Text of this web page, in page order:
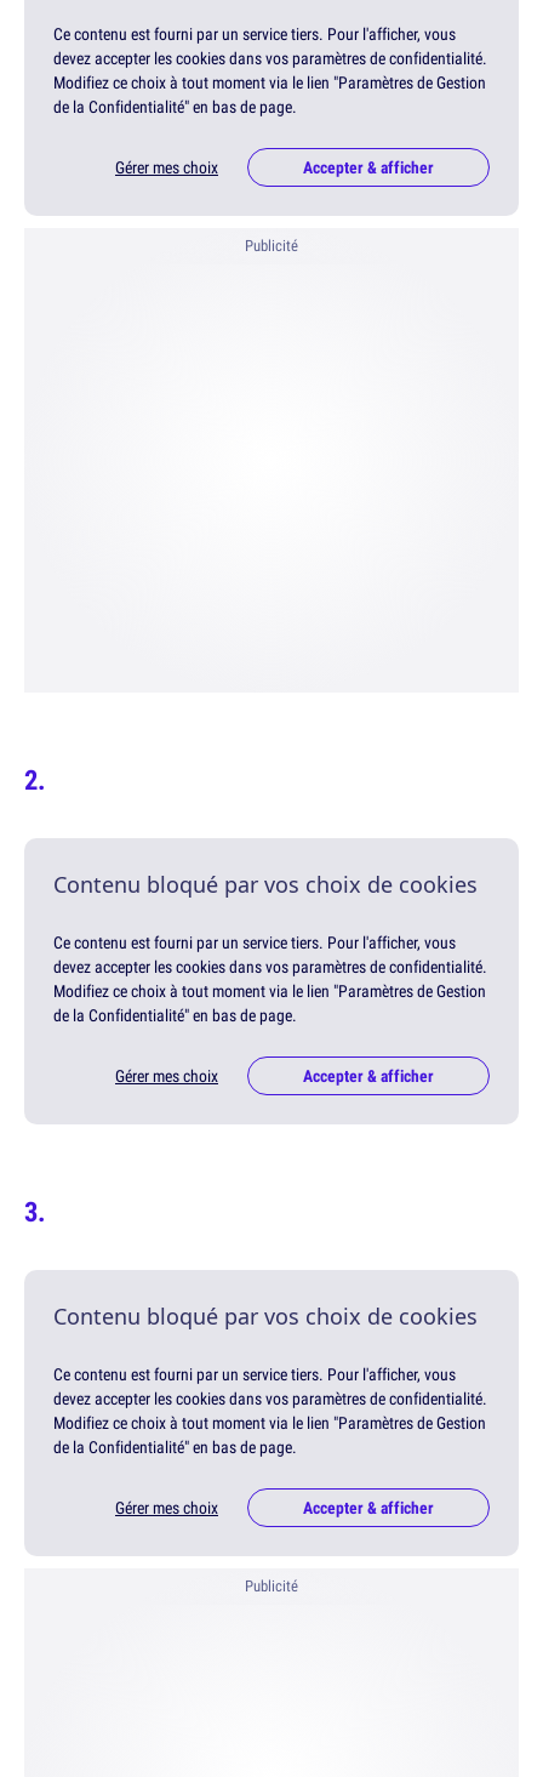
Ce contenu est fourni par un service tiers. Pour l'afficher, vous
devez accepter les cookies dans vos paramètres de confidentialité.
Modifiez ce choix à tout moment via le lien "Paramètres de Gestion
de la Confidentialité" en bas de page.
Gérer mes choix Accepter & afficher
Publicité
Contenu bloqué par vos choix de cookies
Ce contenu est fourni par un service tiers. Pour l'afficher, vous
devez accepter les cookies dans vos paramètres de confidentialité.
Modifiez ce choix à tout moment via le lien "Paramètres de Gestion
de la Confidentialité" en bas de page.
Gérer mes choix Accepter & afficher
Contenu bloqué par vos choix de cookies
Ce contenu est fourni par un service tiers. Pour l'afficher, vous
devez accepter les cookies dans vos paramètres de confidentialité.
Modifiez ce choix à tout moment via le lien "Paramètres de Gestion
de la Confidentialité" en bas de page.
Gérer mes choix Accepter & afficher
Publicité